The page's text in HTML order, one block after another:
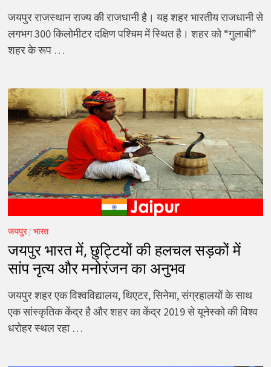
जयपुर राजस्थान राज्य की राजधानी है। यह शहर भारतीय राजधानी से
लगभग 300 किलोमीटर दक्षिण पश्चिम में स्थित है। शहर को “गुलाबी”
शहर के रूप …
जयपुर/ भारत
जयपुर भारत में, छुट्टियों की हलचल सड़कों में
सांप नृत्य और मनोरंजन का अनुभव
जयपुर शहर एक विश्वविद्यालय, थिएटर, सिनेमा, संग्रहालयों के साथ
एक सांस्कृतिक केंद्र है और शहर का केंद्र 2019 से यूनेस्को की विश्व
धरोहर स्थल रहा …